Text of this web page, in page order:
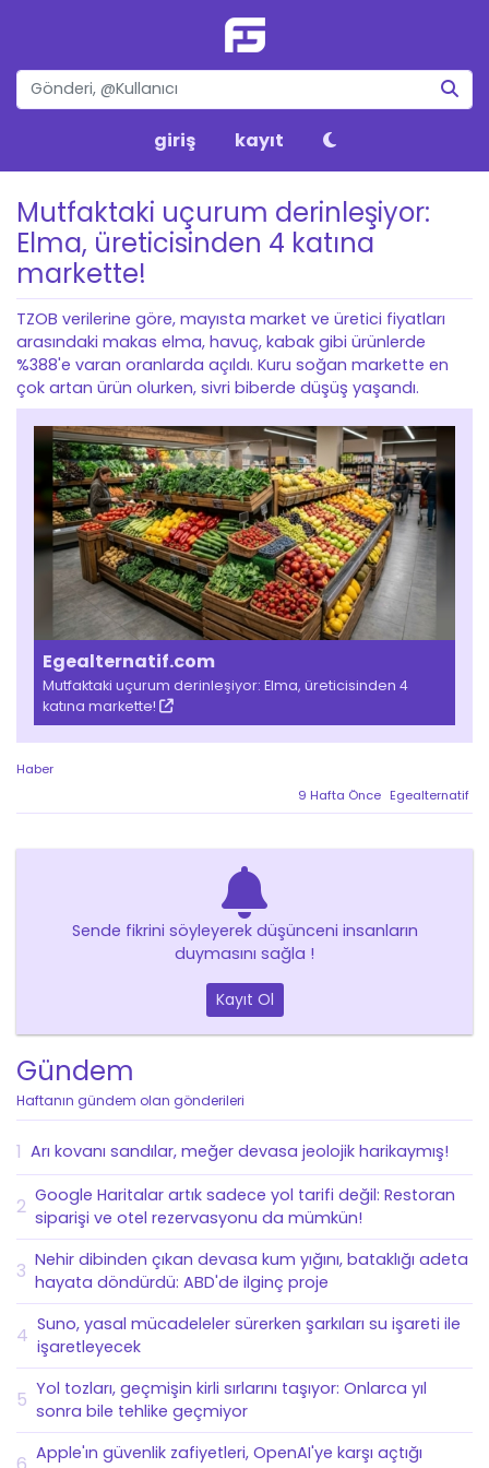
giriş kayıt
Gündem
Haftanın gündem olan gönderileri
1 Arı kovanı sandılar, meğer devasa jeolojik harikaymış!
2 Google Haritalar artık sadece yol tarifi değil: Restoran
siparişi ve otel rezervasyonu da mümkün!
3 Nehir dibinden çıkan devasa kum yığını, bataklığı adeta
hayata döndürdü: ABD'de ilginç proje
4 Suno, yasal mücadeleler sürerken şarkıları su işareti ile
işaretleyecek
5 Yol tozları, geçmişin kirli sırlarını taşıyor: Onlarca yıl
sonra bile tehlike geçmiyor
Apple'ın güvenlik zafiyetleri, OpenAI'ye karşı açtığı
Mutfaktaki uçurum derinleşiyor:
Elma, üreticisinden 4 katına
markette!
TZOB verilerine göre, mayısta market ve üretici fiyatları
arasındaki makas elma, havuç, kabak gibi ürünlerde
%388'e varan oranlarda açıldı. Kuru soğan markette en
çok artan ürün olurken, sivri biberde düşüş yaşandı.
Egealternatif.com
Mutfaktaki uçurum derinleşiyor: Elma, üreticisinden 4
katına markette!
Haber
9 Hafta Önce Egealternatif
Sende fikrini söyleyerek düşünceni insanların
duymasını sağla !
Kayıt Ol